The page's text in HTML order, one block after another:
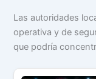
Las autoridades
operativa y de
que podría